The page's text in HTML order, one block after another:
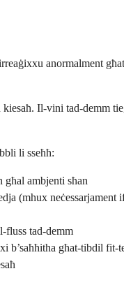
anormalment
Il-vini tad-demm
li sseħħ:
ambjenti sħan
(mhux neċessarjament
fluss tad-demm
b’saħħitha għat-tibdil fit-